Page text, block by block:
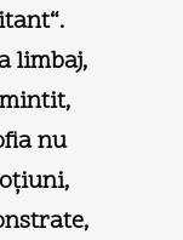
limbaj,
nu